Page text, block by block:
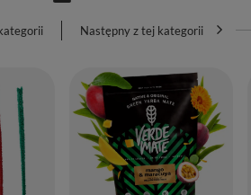
Następny z tej kategorii